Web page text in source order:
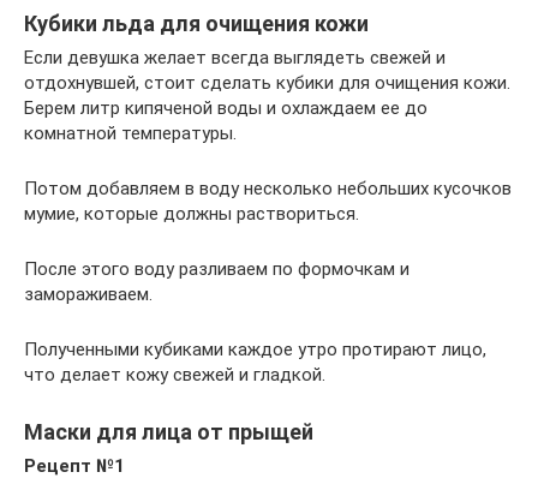
Кубики льда для очищения кожи
Если девушка желает всегда выглядеть свежей и
отдохнувшей, стоит сделать кубики для очищения кожи.
Берем литр кипяченой воды и охлаждаем ее до
комнатной температуры.
Потом добавляем в воду несколько небольших кусочков
мумие, которые должны раствориться.
После этого воду разливаем по формочкам и
замораживаем.
Полученными кубиками каждое утро протирают лицо,
что делает кожу свежей и гладкой.
Маски для лица от прыщей
Рецепт №1